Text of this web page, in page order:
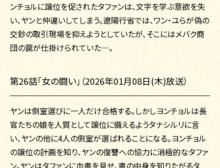
ンチョルに譲位を促されたタファンは、文字を学ぶ意欲を失
い、ヤンと仲違いしてしまう。遼陽行省では、ワン・ユらが偽の
交鈔の取引現場を抑えようとしていたが、そこにはメバク商
団の罠が仕掛けられていた…。
第26話「女の闘い」（2026年01月08日(木)放送）
ヤンは側室選びに一人だけ合格する。しかしヨンチョルは長
官たちの娘を人質として譲位に備えるようタナシルリに言
い、ヤンの他に4人の側室が選ばれることになる。ヨンチョル
の譲位の計画を知り、ヤンの復讐への協力に消極的なタファ